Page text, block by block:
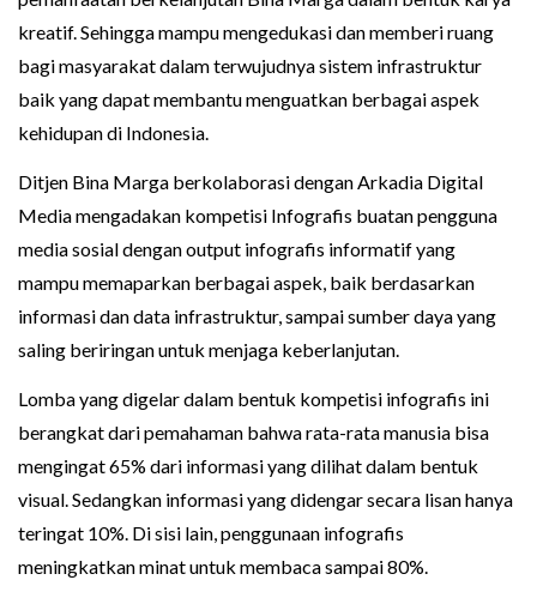
kreatif. Sehingga mampu mengedukasi dan memberi ruang
bagi masyarakat dalam terwujudnya sistem infrastruktur
baik yang dapat membantu menguatkan berbagai aspek
kehidupan di Indonesia.
Ditjen Bina Marga berkolaborasi dengan Arkadia Digital
Media mengadakan kompetisi Infografis buatan pengguna
media sosial dengan output infografis informatif yang
mampu memaparkan berbagai aspek, baik berdasarkan
informasi dan data infrastruktur, sampai sumber daya yang
saling beriringan untuk menjaga keberlanjutan.
Lomba yang digelar dalam bentuk kompetisi infografis ini
berangkat dari pemahaman bahwa rata-rata manusia bisa
mengingat 65% dari informasi yang dilihat dalam bentuk
visual. Sedangkan informasi yang didengar secara lisan hanya
teringat 10%. Di sisi lain, penggunaan infografis
meningkatkan minat untuk membaca sampai 80%.